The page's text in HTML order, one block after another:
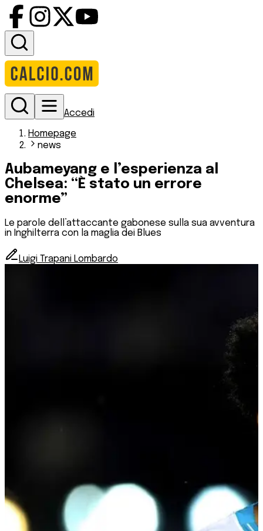
Accedi
Homepage
news
Aubameyang e l’esperienza al
Chelsea: “È stato un errore
enorme”
Le parole dell’attaccante gabonese sulla sua avventura
in Inghilterra con la maglia dei Blues
Luigi Trapani Lombardo